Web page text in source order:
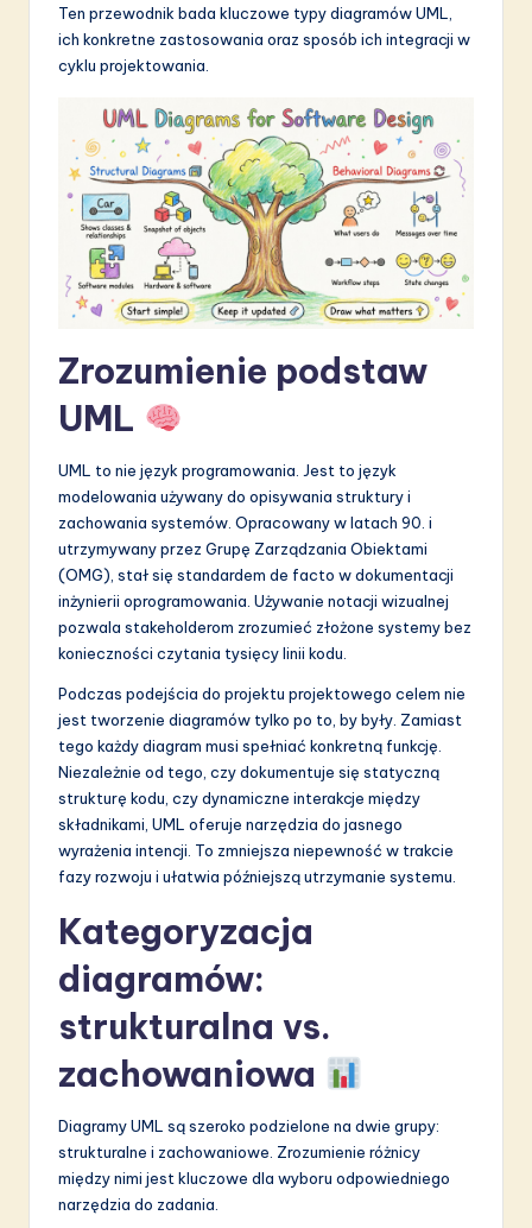
in
A
o
ti
o
Ten przewodnik bada kluczowe typy diagramów UML,
ich konkretne zastosowania oraz sposób ich integracji w
cyklu projektowania.
Zrozumienie podstaw
UML
UML to nie język programowania. Jest to język
modelowania używany do opisywania struktury i
zachowania systemów. Opracowany w latach 90. i
utrzymywany przez Grupę Zarządzania Obiektami
(OMG), stał się standardem de facto w dokumentacji
inżynierii oprogramowania. Używanie notacji wizualnej
pozwala stakeholderom zrozumieć złożone systemy bez
konieczności czytania tysięcy linii kodu.
Podczas podejścia do projektu projektowego celem nie
jest tworzenie diagramów tylko po to, by były. Zamiast
tego każdy diagram musi spełniać konkretną funkcję.
Niezależnie od tego, czy dokumentuje się statyczną
strukturę kodu, czy dynamiczne interakcje między
składnikami, UML oferuje narzędzia do jasnego
wyrażenia intencji. To zmniejsza niepewność w trakcie
fazy rozwoju i ułatwia późniejszą utrzymanie systemu.
Kategoryzacja
diagramów:
strukturalna vs.
zachowaniowa
Diagramy UML są szeroko podzielone na dwie grupy:
strukturalne i zachowaniowe. Zrozumienie różnicy
między nimi jest kluczowe dla wyboru odpowiedniego
narzędzia do zadania.